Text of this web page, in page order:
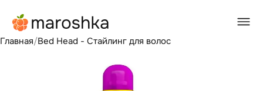
Главная/Bed Head - Стайлинг для волос